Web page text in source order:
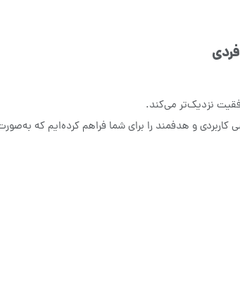
نزدیک‌تر می‌کند.
و هدفمند را برای شما فراهم کرده‌ایم که